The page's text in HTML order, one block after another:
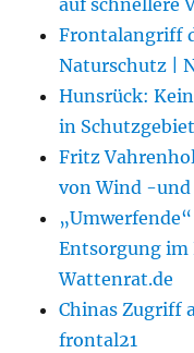
auf schnellere
Frontalangriff
Naturschutz |
Hunsrück:
in
Fritz
von Wind -und
Entsorgung im
Wattenrat.de
Chinas Zugriff
frontal21